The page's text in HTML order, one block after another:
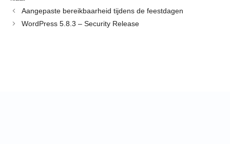
Aangepaste bereikbaarheid tijdens de feestdagen
WordPress 5.8.3 – Security Release